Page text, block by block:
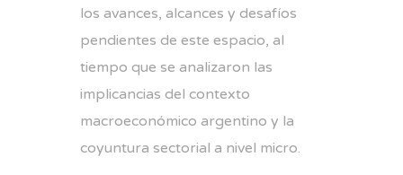
los avances, alcances y desafíos
pendientes de este espacio, al
tiempo que se analizaron las
implicancias del contexto
macroeconómico argentino y la
coyuntura sectorial a nivel micro.